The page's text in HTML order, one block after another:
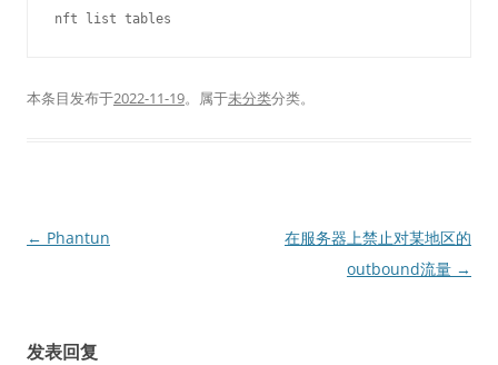
本条目发布于2022-11-19。属于未分类分类。
文
← Phantun
在服务器上禁止对某地区的
outbound流量 →
发表回复